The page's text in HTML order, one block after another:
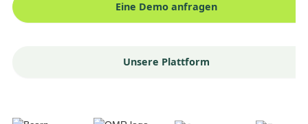
Eine Demo anfragen
Unsere Plattform